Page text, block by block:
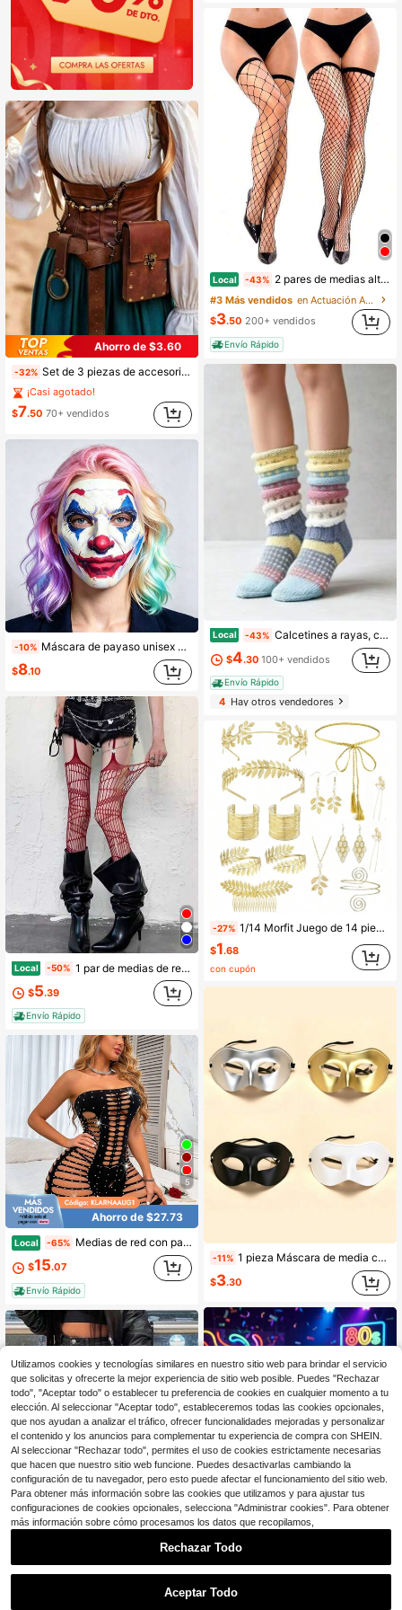
Ahorro de $3.60
-32% Set de 3 piezas de accesorios de cuero del período renacentista, que incluye cinturón vikingo medieval, bolso de cuero sintético, bolsa de cintura, falda de cuero, botas de armadura de caballero, alas renacentistas, accesorios de disfraz para juego de roles, Halloween
¡Casi agotado!
$7.50 70+ vendidos
-10% Máscara de payaso unisex para mujer de cuero suave con estampado 3D, para Carnaval de Venecia, Halloween, festival de música y baile
$8.10
Local -50% 1 par de medias de red con patrón de corazón para mujer, de encaje, finas, estilo tirantes
$5.39
Envío Rápido
5
Ahorro de $27.73
Local -65% Medias de red con patrón de estrellas de strass para mujer, medias de red brillantes de largo completo, ropa de moda para fiesta y baile
$15.07
Envío Rápido
Ahorro de $2.78
Solo quedan 6
Local -43% 2 pares de medias altas de red brillante tipo fishnet para mujeres, medias de red
#3 Más vendidos
en Actuación Accesorios de disfraces
$3.50 200+ vendidos
Envío Rápido
Local -43% Calcetines a rayas, calcetines de interior, calcetines hasta el tobillo, calcetines casuales para exteriores, otoño/invierno, cálidos RIHF
$4.30 100+ vendidos
Envío Rápido
4Hay otros vendedores
-27% 1/14 Morfit Juego de 14 piezas de accesorios de disfraz de diosa griega, corona de hojas de laurel dorada
$1.68
con cupón
-11% 1 pieza Máscara de media cara tipo príncipe para adultos, hombres y mujeres, multicolor, de jazz con parte superior plana, para fiesta de disfraces de Halloween y actuación
$3.30
5pcs/Set Guantes de Red Sexy Color Neón de los 80, Aretes, Diadema de Encaje, Accesorios de Disfraz Retro Divertido para Cosplay, Fiesta, Baile de Máscaras, Orgullo, Vestido de Fiesta
4
1
Utilizamos cookies y tecnologías similares en nuestro sitio web para brindar el servicio
que solicitas y ofrecerte la mejor experiencia de sitio web posible. Puedes "Rechazar
todo", "Aceptar todo" o establecer tu preferencia de cookies en cualquier momento a tu
elección. Al seleccionar "Aceptar todo", estableceremos todas las cookies opcionales,
que nos ayudan a analizar el tráfico, ofrecer funcionalidades mejoradas y personalizar
el contenido y los anuncios para complementar tu experiencia de compra con SHEIN.
Al seleccionar "Rechazar todo", permites el uso de cookies estrictamente necesarias
que hacen que nuestro sitio web funcione. Puedes desactivarlas cambiando la
configuración de tu navegador, pero esto puede afectar el funcionamiento del sitio web.
Para obtener más información sobre las cookies que utilizamos y para ajustar tus
configuraciones de cookies opcionales, selecciona "Administrar cookies". Para obtener
más información sobre cómo procesamos los datos que recopilamos,
Rechazar Todo
Aceptar Todo